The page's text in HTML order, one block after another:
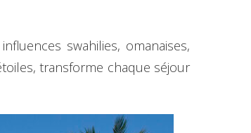
swahilies, omanaises,
transforme chaque séjour